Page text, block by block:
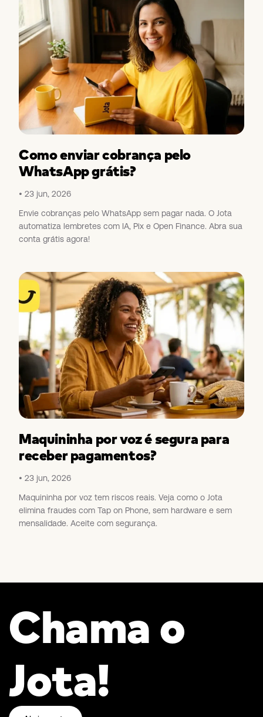
Como enviar cobrança pelo
WhatsApp grátis?
23 jun, 2026
Envie cobranças pelo WhatsApp sem pagar nada. O Jota
automatiza lembretes com IA, Pix e Open Finance. Abra sua
conta grátis agora!
Maquininha por voz é segura para
receber pagamentos?
23 jun, 2026
Maquininha por voz tem riscos reais. Veja como o Jota
elimina fraudes com Tap on Phone, sem hardware e sem
mensalidade. Aceite com segurança.
Chama o
Jota!